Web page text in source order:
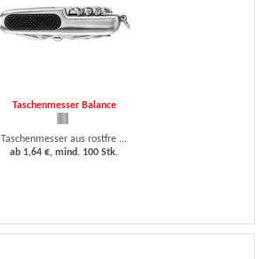
Taschenmesser Balance
Taschenmesser aus rostfre ...
ab 1,64 €, mind. 100 Stk.